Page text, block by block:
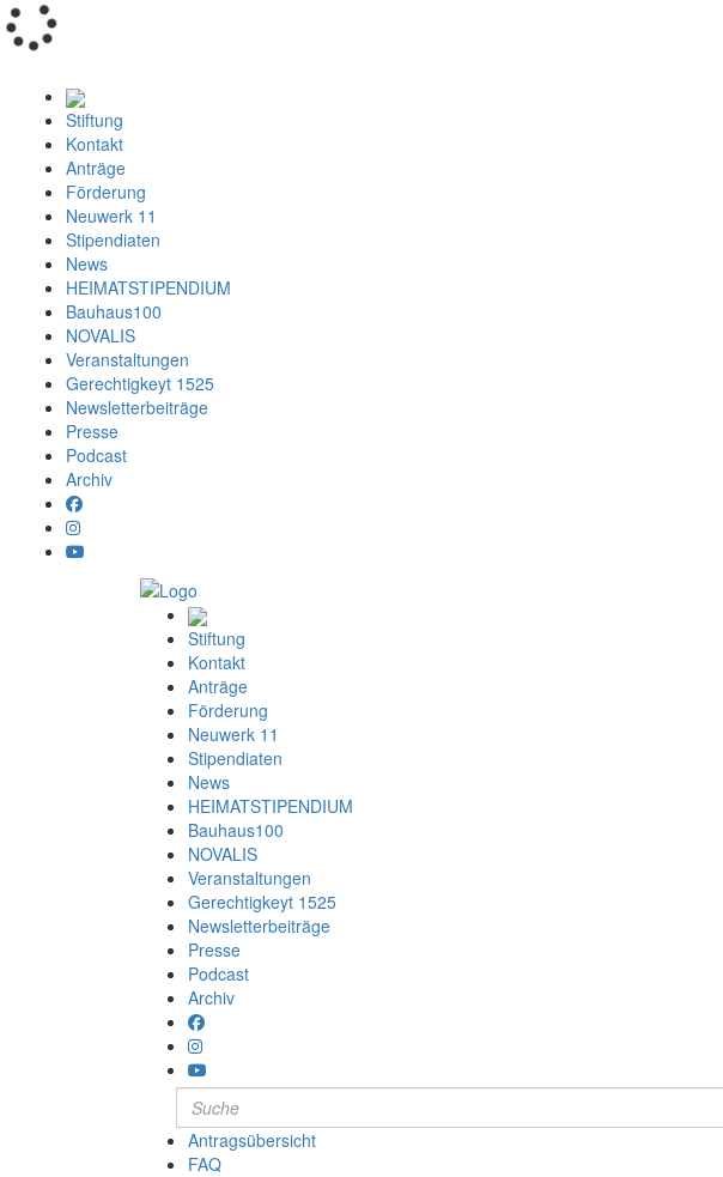
Stiftung
Kontakt
Anträge
Förderung
Neuwerk 11
Stipendiaten
News
HEIMATSTIPENDIUM
Bauhaus100
NOVALIS
Veranstaltungen
Gerechtigkeyt 1525
Newsletterbeiträge
Presse
Podcast
Archiv
Stiftung
Kontakt
Anträge
Förderung
Neuwerk 11
Stipendiaten
News
HEIMATSTIPENDIUM
Bauhaus100
NOVALIS
Veranstaltungen
Gerechtigkeyt 1525
Newsletterbeiträge
Presse
Podcast
Archiv
Antragsübersicht
FAQ